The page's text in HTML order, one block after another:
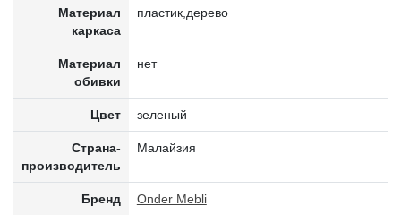
Материал
каркаса
пластик,дерево
Материал
обивки
нет
Цвет зеленый
Страна-
производитель
Малайзия
Бренд Onder Mebli